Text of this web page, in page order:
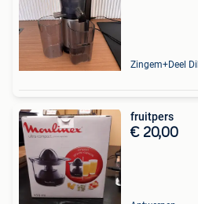
fruitpers
€ 20,00